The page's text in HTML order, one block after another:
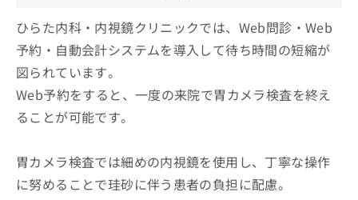
ひらた内科・内視鏡クリニックでは、Web問診・Web
予約・自動会計システムを導入して待ち時間の短縮が
図られています。
Web予約をすると、一度の来院で胃カメラ検査を終え
ることが可能です。
胃カメラ検査では細めの内視鏡を使用し、丁寧な操作
に努めることで珪砂に伴う患者の負担に配慮。